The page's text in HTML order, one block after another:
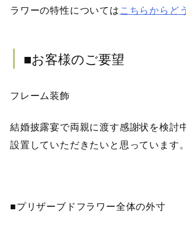
ラワーの特性についてはこちらから ど
■お客様のご要望
フレーム装飾
結婚披露宴で両親に渡す感謝状を検討
設置していただきたいと思っています。
■プリザーブドフラワー全体の外寸